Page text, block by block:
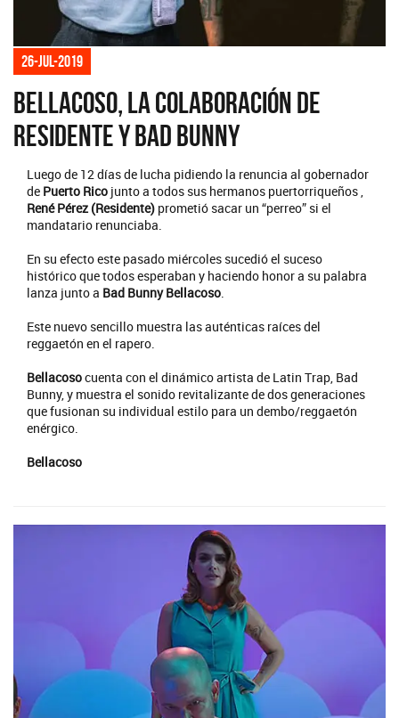
26-jul-2019
Bellacoso, la colaboración de
Residente y Bad Bunny
Luego de 12 días de lucha pidiendo la renuncia al gobernador
de Puerto Rico junto a todos sus hermanos puertorriqueños ,
René Pérez (Residente) prometió sacar un “perreo” si el
mandatario renunciaba.
En su efecto este pasado miércoles sucedió el suceso
histórico que todos esperaban y haciendo honor a su palabra
lanza junto a Bad Bunny Bellacoso.
Este nuevo sencillo muestra las auténticas raíces del
reggaetón en el rapero.
Bellacosocuenta con el dinámico artista de Latin Trap, Bad
Bunny, y muestra el sonido revitalizante de dos generaciones
que fusionan su individual estilo para un dembo/reggaetón
enérgico.
Bellacoso